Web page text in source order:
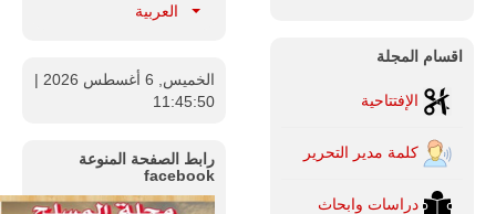
اقسام المجلة
الإفتتاحية
كلمة مدير التحرير
دراسات وابحاث
العربية
الخميس, 6 أغسطس 2026
|
11:45:51
رابط الصفحة المنوعة
facebook